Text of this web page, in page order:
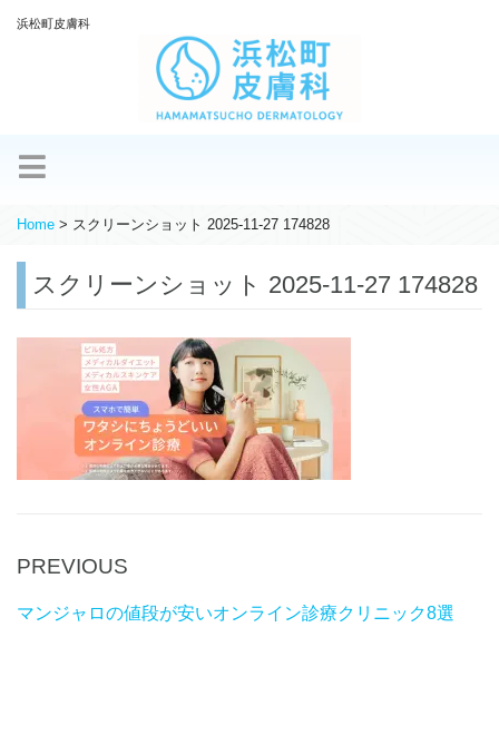
浜松町皮膚科
Home > スクリーンショット 2025-11-27 174828
スクリーンショット 2025-11-27 174828
Post
navigation
P
PREVIOUS
マンジャロの値段が安いオンライン診療クリニック8選